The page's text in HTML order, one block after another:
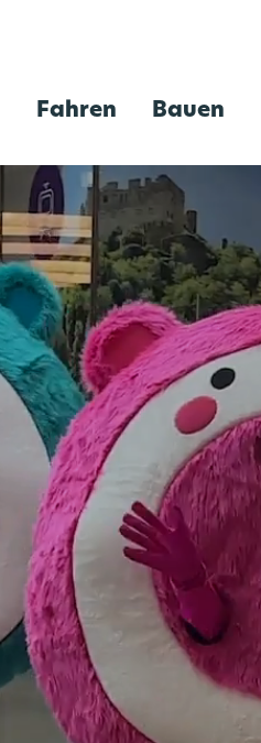
Fahren Bauen